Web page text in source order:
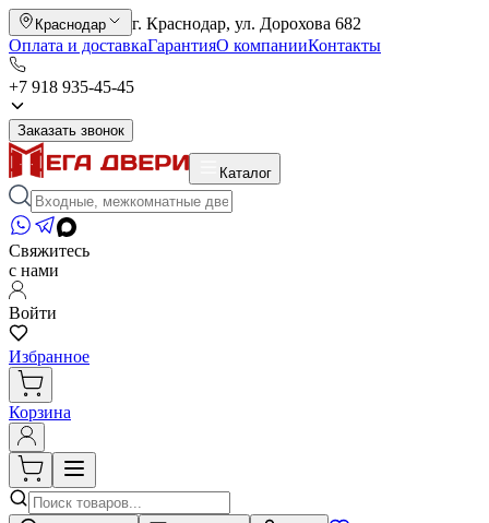
Краснодар
г. Краснодар, ул. Дорохова 682
Оплата и доставкаГарантияО компанииКонтакты
+7 918 935-45-45
Заказать звонок
Каталог
Свяжитесь
с нами
Войти
Избранное
Корзина